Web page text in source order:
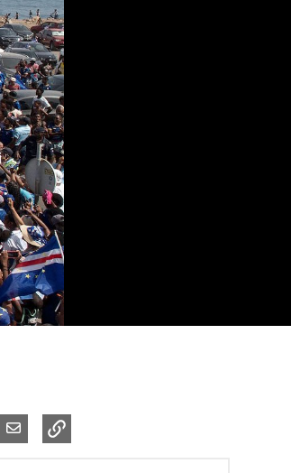
る で共有
電子メールで共有